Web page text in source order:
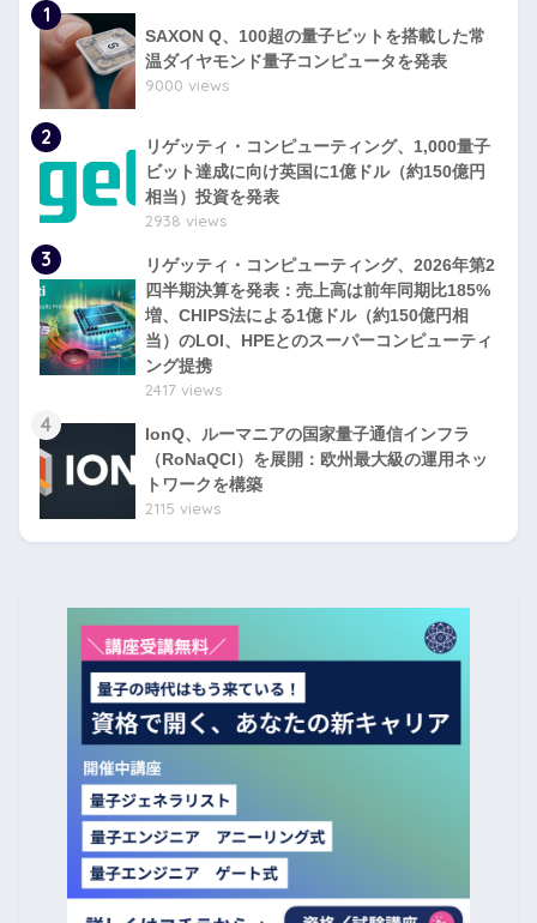
1
SAXON Q、100超の量子ビットを搭載した常
温ダイヤモンド量子コンピュータを発表
9000 views
2
リゲッティ・コンピューティング、1,000量子
ビット達成に向け英国に1億ドル（約150億円
相当）投資を発表
2938 views
3
リゲッティ・コンピューティング、2026年第2
四半期決算を発表：売上高は前年同期比185%
増、CHIPS法による1億ドル（約150億円相
当）のLOI、HPEとのスーパーコンピューティ
ング提携
2417 views
4
IonQ、ルーマニアの国家量子通信インフラ
（RoNaQCI）を展開：欧州最大級の運用ネッ
トワークを構築
2115 views